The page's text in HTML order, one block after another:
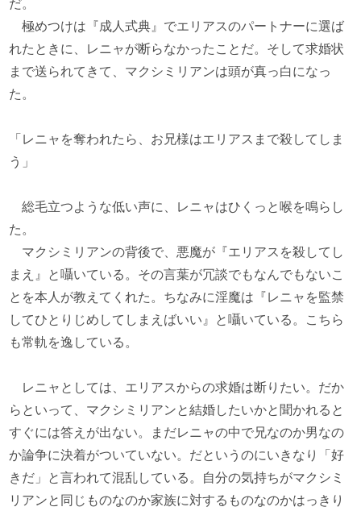
だ。
極めつけは『成人式典』でエリアスのパートナーに選ば
れたときに、レニャが断らなかったことだ。そして求婚状
まで送られてきて、マクシミリアンは頭が真っ白になっ
た。
「レニャを奪われたら、お兄様はエリアスまで殺してしま
う」
総毛立つような低い声に、レニャはひくっと喉を鳴らし
た。
マクシミリアンの背後で、悪魔が『エリアスを殺してし
まえ』と囁いている。その言葉が冗談でもなんでもないこ
とを本人が教えてくれた。ちなみに淫魔は『レニャを監禁
してひとりじめしてしまえばいい』と囁いている。こちら
も常軌を逸している。
レニャとしては、エリアスからの求婚は断りたい。だか
らといって、マクシミリアンと結婚したいかと聞かれると
すぐには答えが出ない。まだレニャの中で兄なのか男なの
か論争に決着がついていない。だというのにいきなり「好
きだ」と言われて混乱している。自分の気持ちがマクシミ
リアンと同じものなのか家族に対するものなのかはっきり